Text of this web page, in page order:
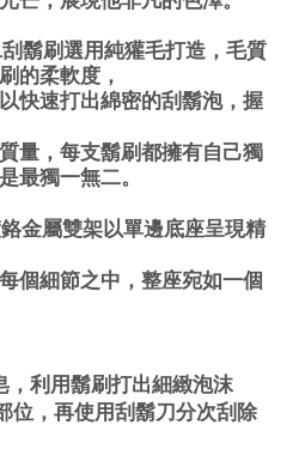
刮鬍刷選用純獾毛打造，毛質
的柔軟度，
快速打出綿密的刮鬍泡，握
量，每支鬍刷都擁有自己獨
最獨一無二。
鉻金屬雙架以單邊底座呈現精
個細節之中，整座宛如一個
，利用鬍刷打出細緻泡沫
位，再使用刮鬍刀分次刮除